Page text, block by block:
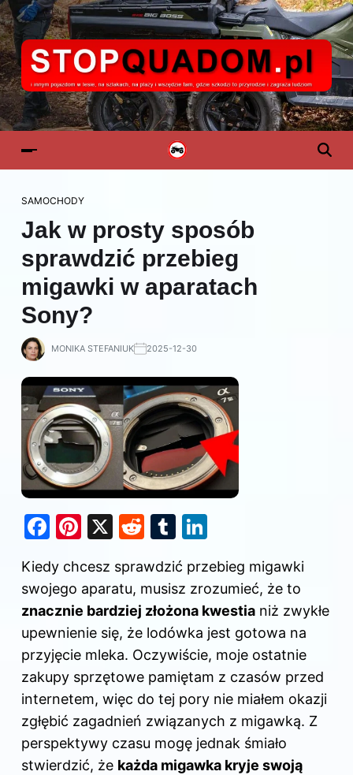
SAMOCHODY
Jak w prosty sposób
sprawdzić przebieg
migawki w aparatach
Sony?
MONIKA STEFANIUK 2025-12-30
F
c
e
b
o
o
k
Pi
er
e
st
X
R
d
di
t
T
u
m
bl
r
k
e
dI
n
Kiedy chcesz sprawdzić przebieg migawki
swojego aparatu, musisz zrozumieć, że to
znacznie bardziej złożona kwestia niż zwykłe
upewnienie się, że lodówka jest gotowa na
przyjęcie mleka. Oczywiście, moje ostatnie
zakupy sprzętowe pamiętam z czasów przed
internetem, więc do tej pory nie miałem okazji
zgłębić zagadnień związanych z migawką. Z
perspektywy czasu mogę jednak śmiało
stwierdzić, że każda migawka kryje swoją